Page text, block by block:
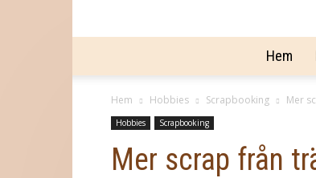
Hem
Hem Hobbies Scrapbooking Mer
Hobbies Scrapbooking
Mer scrap från